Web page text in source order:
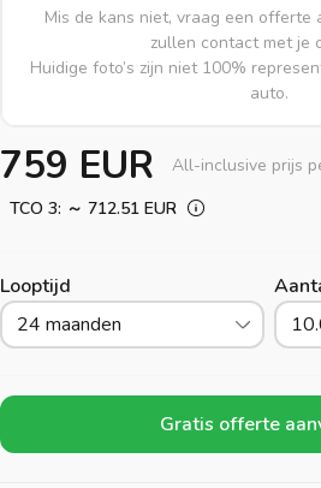
Mis de kans niet, vraag een offerte
zullen contact met je
Huidige foto’s zijn niet 100%
auto.
759 EUR
All-inclusive prijs
TCO 3: ～ 712.51 EUR
Looptijd
24 maanden
Gratis offerte